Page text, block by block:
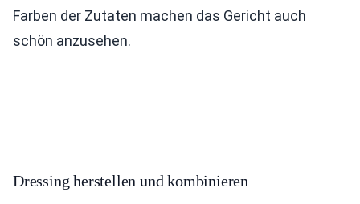
Farben der Zutaten machen das Gericht auch
schön anzusehen.
Dressing herstellen und kombinieren